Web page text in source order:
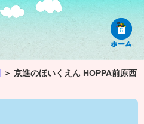
＞ 京進のほいくえん HOPPA前原西